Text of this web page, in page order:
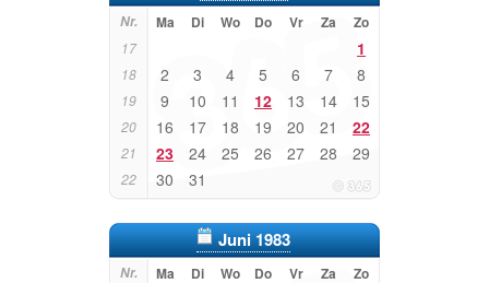
Nr. Ma Di Wo Do Vr Za Zo
17 1
18 2 3 4 5 6 7 8
19 9 10 11 12 13 14 15
20 16 17 18 19 20 21 22
21 23 24 25 26 27 28 29
22 30 31
Juni 1983
Nr. Ma Di Wo Do Vr Za Zo